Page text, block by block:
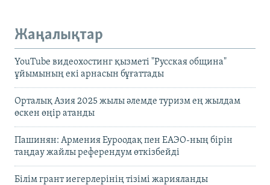
Жаңалықтар
YouTube видеохостинг қызметі "Русская община"
ұйымының екі арнасын бұғаттады
Орталық Азия 2025 жылы әлемде туризм ең жылдам
өскен өңір атанды
Пашинян: Армения Еуроодақ пен ЕАЭО-ның бірін
таңдау жайлы референдум өткізбейді
Білім грант иегерлерінің тізімі жарияланды